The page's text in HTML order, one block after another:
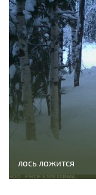
лось ложится